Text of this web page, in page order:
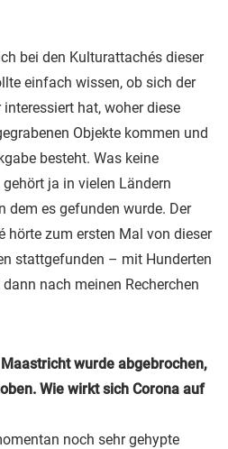
bei den Kulturattachés dieser
einfach wissen, ob sich der
hat, woher diese
Objekte kommen und
besteht. Was keine
ja in vielen Ländern
dem es gefunden wurde. Der
hörte zum ersten Mal von dieser
stattgefunden – mit Hunderten
nach meinen Recherchen
wurde abgebrochen,
Wie wirkt sich Corona auf
noch sehr gehypte